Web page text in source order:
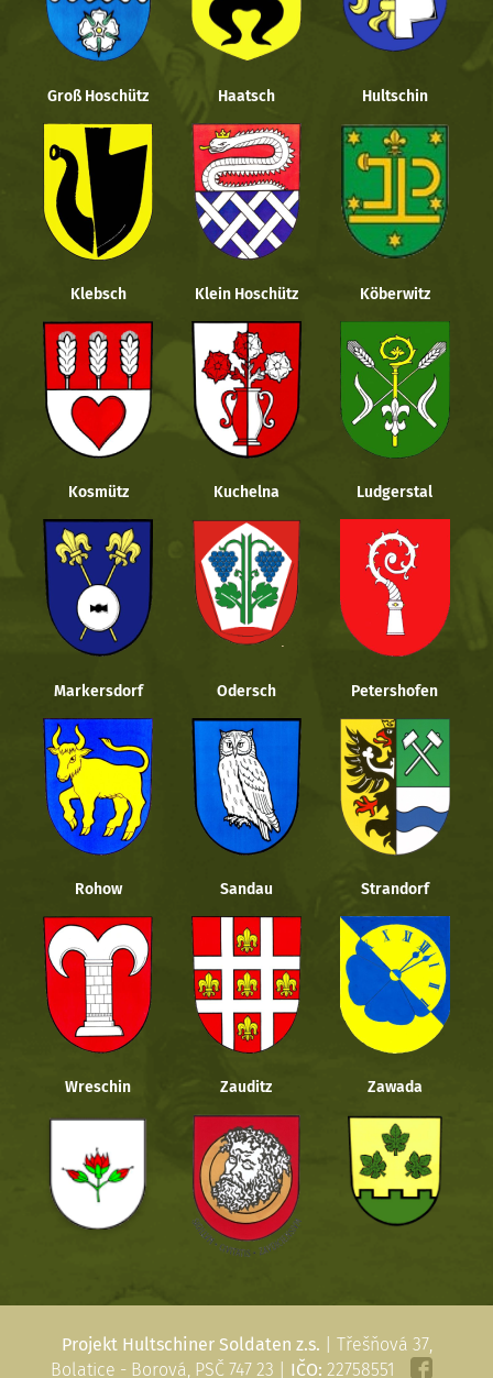
Groß Hoschütz Haatsch Hultschin
Klebsch Klein Hoschütz Köberwitz
Kosmütz Kuchelna Ludgerstal
Markersdorf Odersch Petershofen
Rohow Sandau Strandorf
Wreschin Zauditz Zawada
Projekt Hultschiner Soldaten z.s. | Třešňová 37,
Bolatice - Borová, PSČ 747 23 | IČO: 22758551